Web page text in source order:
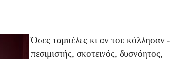
Όσες ταμπέλες κι αν του κόλλησαν -
πεσιμιστής, σκοτεινός, δυσνόητος,